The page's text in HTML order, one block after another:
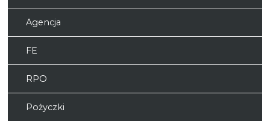
Agencja
FE
RPO
Pożyczki